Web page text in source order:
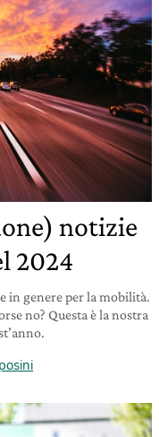
notizie
2024
in genere per la mobilità.
no? Questa è la nostra